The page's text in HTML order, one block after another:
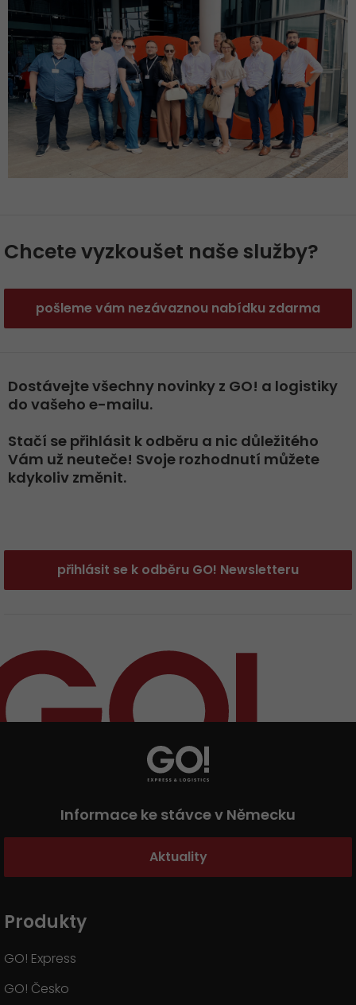
Chcete vyzkoušet naše služby?
pošleme vám nezávaznou nabídku zdarma
Dostávejte všechny novinky z GO! a logistiky
do vašeho e-mailu.
Stačí se přihlásit k odběru a nic důležitého
Vám už neuteče! Svoje rozhodnutí můžete
kdykoliv změnit.
přihlásit se k odběru GO! Newsletteru
Informace ke stávce v Německu
Aktuality
Produkty
GO! Express
GO! Česko